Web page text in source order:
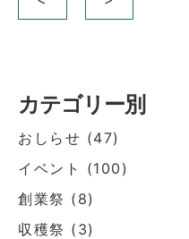
稿
シ
ョ
ン
カテゴリー別
おしらせ (47)
イベント
(100)
創業祭 (8)
収穫祭 (3)